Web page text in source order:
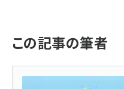
この記事の筆者